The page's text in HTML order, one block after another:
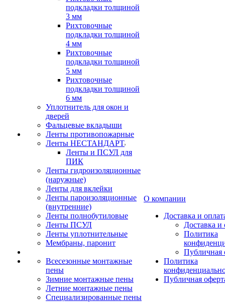
подкладки толщиной
3 мм
Рихтовочные
подкладки толщиной
4 мм
Рихтовочные
подкладки толщиной
5 мм
Рихтовочные
подкладки толщиной
6 мм
Уплотнитель для окон и
дверей
Фальцевые вкладыши
Ленты противопожарные
Ленты НЕСТАНДАРТ
Ленты и ПСУЛ для
ПИК
Ленты гидроизоляционные
(наружные)
Ленты для вклейки
Ленты пароизоляционные
(внутренние)
Ленты полнобутиловые
Ленты ПСУЛ
Ленты уплотнительные
Мембраны, паронит
Всесезонные монтажные
пены
Зимние монтажные пены
Летние монтажные пены
Специализированные пены
О компании
Доставка и
Доставка и
Политика
Публичная
Политика
Публичная